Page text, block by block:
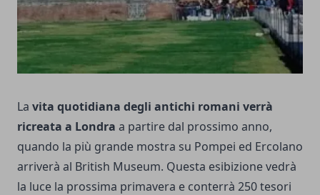
La vita quotidiana degli antichi romani verrà
ricreata a Londra a partire dal prossimo anno,
quando la più grande mostra su Pompei ed Ercolano
arriverà al British Museum. Questa esibizione vedrà
la luce la prossima primavera e conterrà 250 tesori